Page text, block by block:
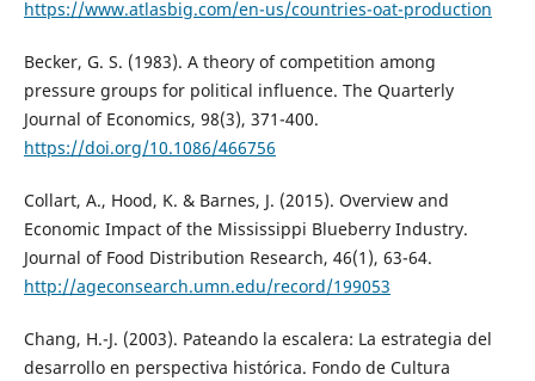
https://www.atlasbig.com/en-us/countries-oat-production
Becker, G. S. (1983). A theory of competition among
pressure groups for political influence. The Quarterly
Journal of Economics, 98(3), 371-400.
https://doi.org/10.1086/466756
Collart, A., Hood, K. & Barnes, J. (2015). Overview and
Economic Impact of the Mississippi Blueberry Industry.
Journal of Food Distribution Research, 46(1), 63-64.
http://ageconsearch.umn.edu/record/199053
Chang, H.-J. (2003). Pateando la escalera: La estrategia del
desarrollo en perspectiva histórica. Fondo de Cultura